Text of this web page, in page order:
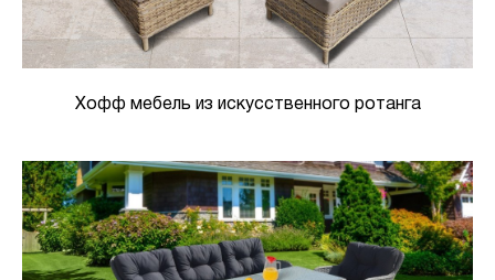
Хофф мебель из искусственного ротанга